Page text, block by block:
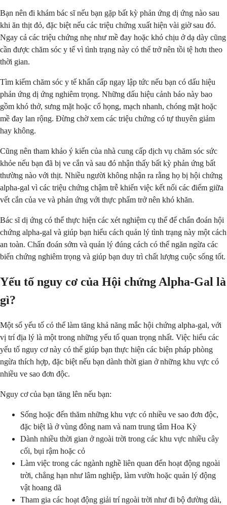
Bạn nên đi khám bác sĩ nếu bạn gặp bất kỳ phản ứng dị ứng nào sau
khi ăn thịt đỏ, đặc biệt nếu các triệu chứng xuất hiện vài giờ sau đó.
Ngay cả các triệu chứng nhẹ như mề đay hoặc khó chịu ở dạ dày cũng
cần được chăm sóc y tế vì tình trạng này có thể trở nên tồi tệ hơn theo
thời gian.
Tìm kiếm chăm sóc y tế khẩn cấp ngay lập tức nếu bạn có dấu hiệu
phản ứng dị ứng nghiêm trọng. Những dấu hiệu cảnh báo này bao
gồm khó thở, sưng mặt hoặc cổ họng, mạch nhanh, chóng mặt hoặc
mề đay lan rộng. Đừng chờ xem các triệu chứng có tự thuyên giảm
hay không.
Cũng nên tham khảo ý kiến ​​của nhà cung cấp dịch vụ chăm sóc sức
khỏe nếu bạn đã bị ve cắn và sau đó nhận thấy bất kỳ phản ứng bất
thường nào với thịt. Nhiều người không nhận ra rằng họ bị hội chứng
alpha-gal vì các triệu chứng chậm trễ khiến việc kết nối các điểm giữa
vết cắn của ve và phản ứng với thực phẩm trở nên khó khăn.
Bác sĩ dị ứng có thể thực hiện các xét nghiệm cụ thể để chẩn đoán hội
chứng alpha-gal và giúp bạn hiểu cách quản lý tình trạng này một cách
an toàn. Chẩn đoán sớm và quản lý đúng cách có thể ngăn ngừa các
biến chứng nghiêm trọng và giúp bạn duy trì chất lượng cuộc sống tốt.
Yếu tố nguy cơ của Hội chứng Alpha-Gal là
gì?
Một số yếu tố có thể làm tăng khả năng mắc hội chứng alpha-gal, với
vị trí địa lý là một trong những yếu tố quan trọng nhất. Việc hiểu các
yếu tố nguy cơ này có thể giúp bạn thực hiện các biện pháp phòng
ngừa thích hợp, đặc biệt nếu bạn dành thời gian ở những khu vực có
nhiều ve sao đơn độc.
Nguy cơ của bạn tăng lên nếu bạn:
Sống hoặc đến thăm những khu vực có nhiều ve sao đơn độc,
đặc biệt là ở vùng đông nam và nam trung tâm Hoa Kỳ
Dành nhiều thời gian ở ngoài trời trong các khu vực nhiều cây
cối, bụi rậm hoặc cỏ
Làm việc trong các ngành nghề liên quan đến hoạt động ngoài
trời, chẳng hạn như lâm nghiệp, làm vườn hoặc quản lý động
vật hoang dã
Tham gia các hoạt động giải trí ngoài trời như đi bộ đường dài,